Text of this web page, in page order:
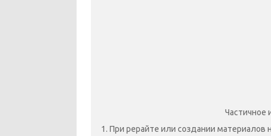
Частичное
1. При рерайте или создании материалов